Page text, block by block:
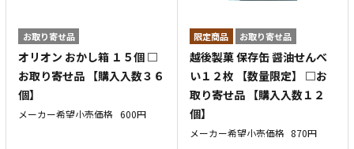
お取り寄せ品
オリオン おかし箱 １５個 □
お取り寄せ品 【購入入数３６
個】
メーカー希望小売価格 600円
お取り寄せ品
越後製菓 保存缶 醤油せんべ
い１２枚 【数量限定】 □お
取り寄せ品 【購入入数１２
個】
メーカー希望小売価格 870円